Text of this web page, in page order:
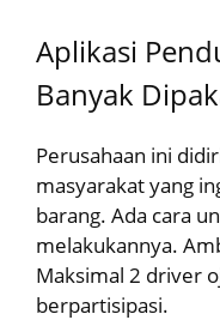
Aplikasi
Banyak
Perusahaan ini
masyarakat yang
barang. Ada cara
melakukannya.
Maksimal 2 driver
berpartisipasi.